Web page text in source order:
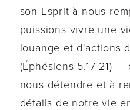
son Esprit à nous
puissions vivre une
louange et d'actions
(Éphésiens 5.17-21)
nous détendre et à
détails de notre vie